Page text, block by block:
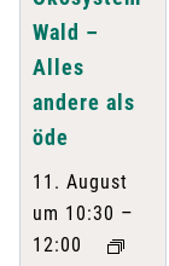
Wald –
Alles
andere als
öde
11. August
um 10:30 –
12:00